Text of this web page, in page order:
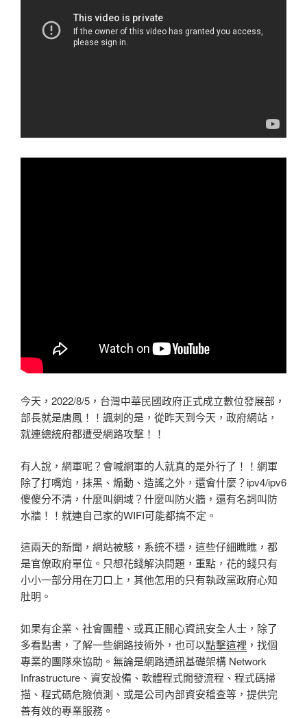
今天，2022/8/5，台灣中華民國政府正式成立數位發展部，
部長就是唐鳳！！諷刺的是，從昨天到今天，政府網站，
就連總統府都遭受網路攻擊！！
有人說，網軍呢？會喊網軍的人就真的是外行了！！網軍
除了打嘴炮，抹黑、煽動、造謠之外，還會什麼？ipv4/ipv6
傻傻分不清，什麼叫網域？什麼叫防火牆，還有名詞叫防
水牆！！就連自己家的WIFI可能都搞不定。
這兩天的新聞，網站被駭，系統不穩，這些仔細瞧瞧，都
是官僚政府單位。只想花錢解決問題，重點，花的錢只有
小小一部分用在刀口上，其他怎用的只有執政黨政府心知
肚明。
如果有企業、社會團體、或真正關心資訊安全人士，除了
多看點書，了解一些網路技術外，也可以點擊這裡 ，找個
專業的團隊來協助。無論是網路通訊基礎架構 Network
Infrastructure、資安設備、軟體程式開發流程、程式碼掃
描、程式碼危險偵測、或是公司內部資安稽查等，提供完
善有效的專業服務。